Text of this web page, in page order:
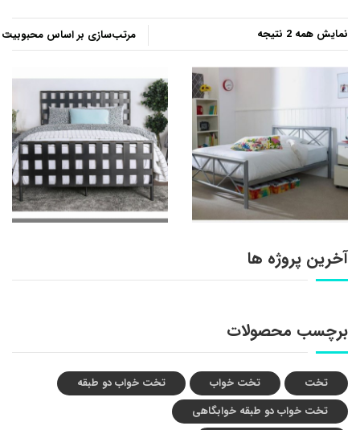
نمایش همه 2 نتیجه
بر
اساس
محبوبیت
آخرین پروژه ها
برچسب محصولات
تخت تخت خواب
تخت خواب دو طبقه
تخت خواب دو طبقه خوابگاهی